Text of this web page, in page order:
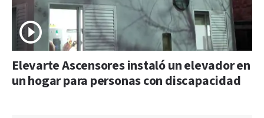
Elevarte Ascensores instaló un elevador en
un hogar para personas con discapacidad